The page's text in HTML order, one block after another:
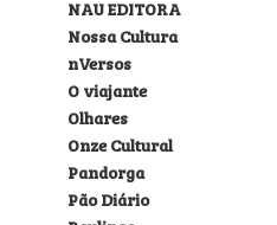
NAU EDITORA
Nossa Cultura
nVersos
O viajante
Olhares
Onze Cultural
Pandorga
Pão Diário